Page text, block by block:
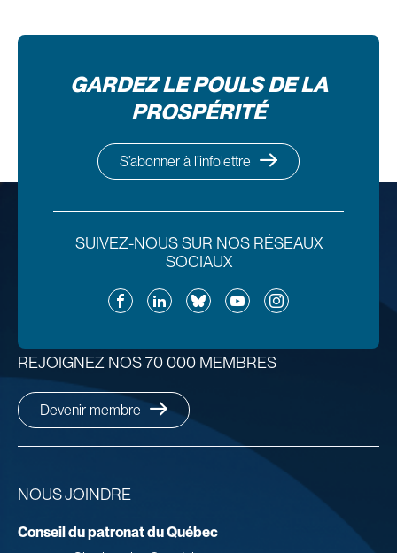
GARDEZ LE POULS DE LA
PROSPÉRITÉ
S’abonner à l’infolettre
SUIVEZ-NOUS SUR NOS RÉSEAUX
SOCIAUX
FacebookLinkedInBlueskyYouTubeInstagram
NOUS JOINDRE
Conseil du patronat du Québec
REJOIGNEZ NOS 70 000 MEMBRES
Devenir membre